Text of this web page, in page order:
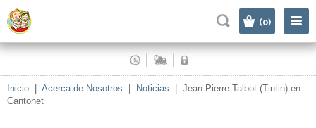
(0)
Inicio Acerca de Nosotros Noticias
Jean Pierre Talbot (Tintin) en
Cantonet